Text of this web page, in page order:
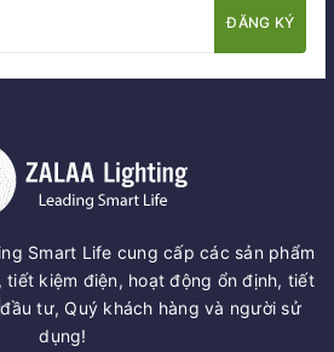
ĐĂNG KÝ
Smart Life cung cấp các sản phẩm
tiết kiệm điện, hoạt động ổn định, tiết
đầu tư, Quý khách hàng và người sử
dụng!